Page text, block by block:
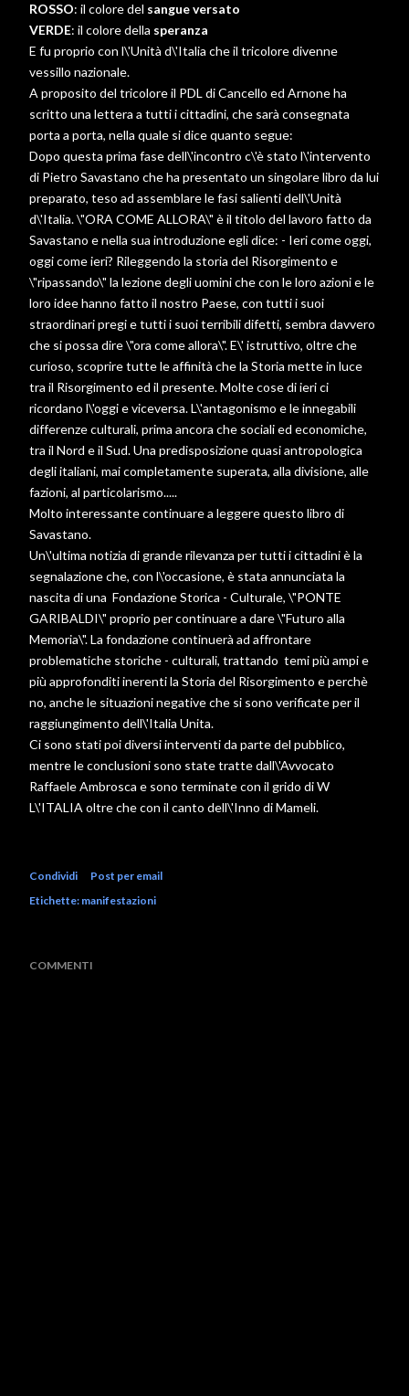
ROSSO: il colore del sangue versato
VERDE: il colore della speranza
E fu proprio con l\'Unità d\'Italia che il tricolore divenne
vessillo nazionale.
A proposito del tricolore il PDL di Cancello ed Arnone ha
scritto una lettera a tutti i cittadini, che sarà consegnata
porta a porta, nella quale si dice quanto segue:
Dopo questa prima fase dell\'incontro c\'è stato l\'intervento
di Pietro Savastano che ha presentato un singolare libro da lui
preparato, teso ad assemblare le fasi salienti dell\'Unità
d\'Italia. \"ORA COME ALLORA\" è il titolo del lavoro fatto da
Savastano e nella sua introduzione egli dice: - Ieri come oggi,
oggi come ieri? Rileggendo la storia del Risorgimento e
\"ripassando\" la lezione degli uomini che con le loro azioni e le
loro idee hanno fatto il nostro Paese, con tutti i suoi
straordinari pregi e tutti i suoi terribili difetti, sembra davvero
che si possa dire \"ora come allora\". E\' istruttivo, oltre che
curioso, scoprire tutte le affinità che la Storia mette in luce
tra il Risorgimento ed il presente. Molte cose di ieri ci
ricordano l\'oggi e viceversa. L\'antagonismo e le innegabili
differenze culturali, prima ancora che sociali ed economiche,
tra il Nord e il Sud. Una predisposizione quasi antropologica
degli italiani, mai completamente superata, alla divisione, alle
fazioni, al particolarismo.....
Molto interessante continuare a leggere questo libro di
Savastano.
Un\'ultima notizia di grande rilevanza per tutti i cittadini è la
segnalazione che, con l\'occasione, è stata annunciata la
nascita di una Fondazione Storica - Culturale, \"PONTE
GARIBALDI\" proprio per continuare a dare \"Futuro alla
Memoria\". La fondazione continuerà ad affrontare
problematiche storiche - culturali, trattando temi più ampi e
più approfonditi inerenti la Storia del Risorgimento e perchè
no, anche le situazioni negative che si sono verificate per il
raggiungimento dell\'Italia Unita.
Ci sono stati poi diversi interventi da parte del pubblico,
mentre le conclusioni sono state tratte dall\'Avvocato
Raffaele Ambrosca e sono terminate con il grido di W
L\'ITALIA oltre che con il canto dell\'Inno di Mameli.
Condividi
Post per email
Etichette: manifestazioni
COMMENTI